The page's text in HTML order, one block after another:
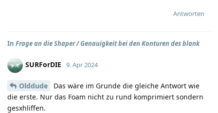
Antworten
In Frage an die Shaper / Genauigkeit bei den Konturen des blank
SURForDIE 9. Apr 2024
Olddude
Das wäre im Grunde die gleiche Antwort wie
die erste. Nur das Foam nicht zu rund komprimiert sondern
gesxhliffen.